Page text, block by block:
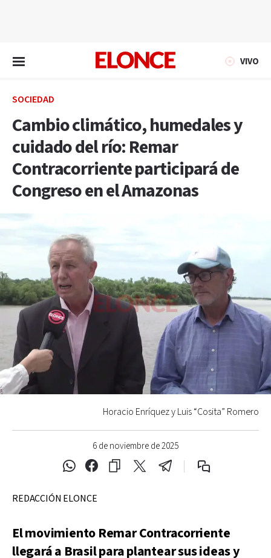
VIVO
SOCIEDAD
Cambio climático, humedales y
cuidado del río: Remar
Contracorriente participará de
Congreso en el Amazonas
6 de noviembre de 2025
Horacio Enríquez y Luis “Cosita” Romero
REDACCIÓN ELONCE
El movimiento Remar Contracorriente
llegará a Brasil para plantear sus ideas y